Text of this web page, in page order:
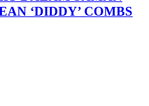
‘DIDDY’ COMBS